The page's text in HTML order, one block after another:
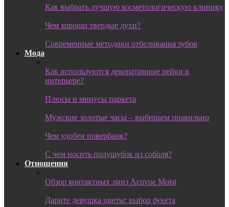
Как выбрать лучшую косметологическую клинику
Чем хороши твердые духи?
Современные методики отбеливания зубов
Мода
Как используются декоративные рейки в
интерьере?
Плюсы и минусы паркета
Мужские золотые часы – выбираем правильно
Чем удобен повербанк?
С чем носить полушубок из соболя?
Отношения
Обзор контактных линз Acuvue Moist
Дарите девушка цветы: выбор букета